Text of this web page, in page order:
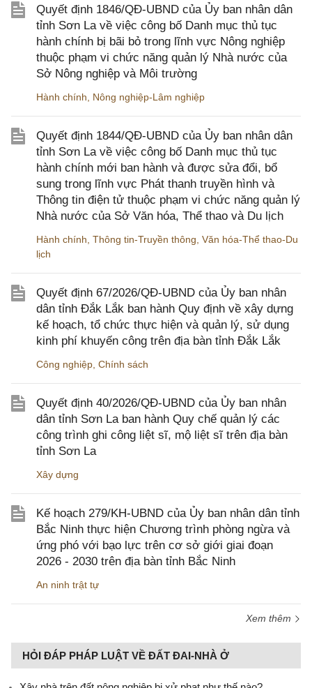
Quyết định 1846/QĐ-UBND của Ủy ban nhân dân
tỉnh Sơn La về việc công bố Danh mục thủ tục
hành chính bị bãi bỏ trong lĩnh vực Nông nghiệp
thuộc phạm vi chức năng quản lý Nhà nước của
Sở Nông nghiệp và Môi trường
Hành chính Nông nghiệp-Lâm nghiệp
Quyết định 1844/QĐ-UBND của Ủy ban nhân dân
tỉnh Sơn La về việc công bố Danh mục thủ tục
hành chính mới ban hành và được sửa đổi, bổ
sung trong lĩnh vực Phát thanh truyền hình và
Thông tin điện tử thuộc phạm vi chức năng quản lý
Nhà nước của Sở Văn hóa, Thể thao và Du lịch
Hành chính Thông tin-Truyền thông Văn hóa-Thể thao-Du
lịch
Quyết định 67/2026/QĐ-UBND của Ủy ban nhân
dân tỉnh Đắk Lắk ban hành Quy định về xây dựng
kế hoạch, tổ chức thực hiện và quản lý, sử dụng
kinh phí khuyến công trên địa bàn tỉnh Đắk Lắk
Công nghiệp Chính sách
Quyết định 40/2026/QĐ-UBND của Ủy ban nhân
dân tỉnh Sơn La ban hành Quy chế quản lý các
công trình ghi công liệt sĩ, mộ liệt sĩ trên địa bàn
tỉnh Sơn La
Xây dựng
Kế hoạch 279/KH-UBND của Ủy ban nhân dân tỉnh
Bắc Ninh thực hiện Chương trình phòng ngừa và
ứng phó với bạo lực trên cơ sở giới giai đoạn
2026 - 2030 trên địa bàn tỉnh Bắc Ninh
An ninh trật tự
Xem thêm
HỎI ĐÁP PHÁP LUẬT VỀ ĐẤT ĐAI-NHÀ Ở